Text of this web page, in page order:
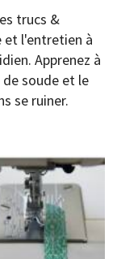
trucs &
et l'entretien à
Apprenez à
soude et le
se ruiner.